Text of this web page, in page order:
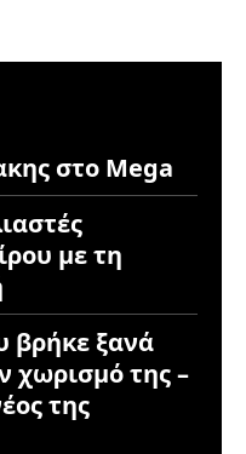
στο Mega
με τη
βρήκε ξανά
χωρισμό της –
της